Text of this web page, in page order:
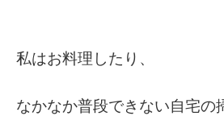
私はお料理したり、
なかなか普段できない自宅の